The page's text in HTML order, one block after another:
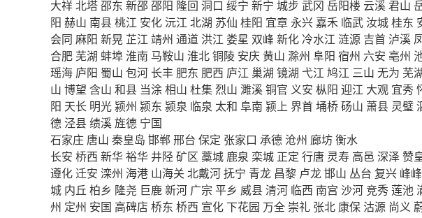
大祥北塔邵东 新邵邵阳 隆回 洞口 绥宁 新宁 城步 武冈 岳阳楼 云溪君山
阳 赫山 南县桃江 安化沅江 北湖 苏仙 桂阳 宜章 永兴 嘉禾 临武 汝城桂东
会同 麻阳 新晃 芷江 靖州 通道 洪江 娄星 双峰 新化 冷水江 涟源 吉首 泸溪
合肥 芜湖 蚌埠淮南 马鞍山 淮北铜陵 安庆黄山 滁州 阜阳 宿州 六安 亳州
瑶海 庐阳 蜀山 包河 长丰 肥东 肥西 庐江 巢湖 镜湖 弋江 鸠江 三山 无为 芜
山 博望 含山 和县 当涂相山 杜集 烈山 濉溪铜官 义安 枞阳 迎江 大观 宜秀
阳 天长 明光颍州 颍东 颍泉 临泉 太和 阜南 颍上 界首埇桥砀山 萧县 灵璧
德 泾县绩溪旌德 宁国
石家庄 唐山 秦皇岛 邯郸 邢台 保定 张家口 承德 沧州 廊坊衡水
长安 桥西 新华裕华 井陉矿区 藁城 鹿泉 栾城 正定 行唐 灵寿 高邑 深泽 赞
遵化迁安 滦州 海港 山海关 北戴河抚宁 青龙 昌黎 卢龙邯山 丛台 复兴 峰峰
城 内丘 柏乡 隆尧 巨鹿新河 广宗 平乡 威县清河 临西 南宫 沙河竞秀莲池
州 定州 安国 高碑店 桥东 桥西 宣化下花园 万全 崇礼 张北 康保 沽源 尚义